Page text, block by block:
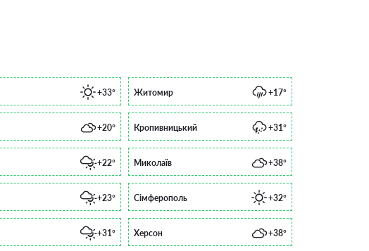
+33° Житомир +17°
+20° Кропивницький +31°
+22° Миколаїв +38°
+23° Сімферополь +32°
+31° Херсон +38°